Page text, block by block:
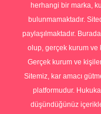
herhangi bir marka,
bulunmamaktadır.
paylaşılmaktadır.
olup, gerçek kurum ve
Gerçek kurum ve
Sitemiz, kar amacı
platformudur.
düşündüğünüz